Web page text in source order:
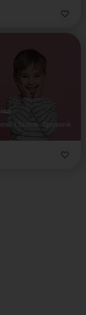
/ Statua, Spomenik